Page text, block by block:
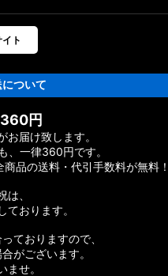
ト
ついて
円
お届け致します。
、一律360円です。
品の送料・代引手数料が無料
は、
ております。
ておりますので、
がございます。
ませ。